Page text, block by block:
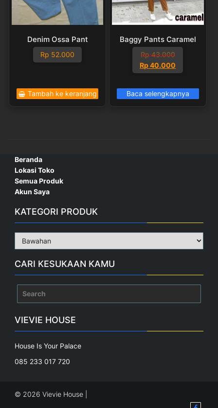
Denim Ossa Pant
Rp 52.000
Tambah ke keranjang
Baggy Pants Caramel
Rp43.000
Harga
aslinya
Rp 43.000.
Rp40.000
Harga
saat
adalah:
Rp 40.000.
Baca selengkapnya
Beranda
Lokasi Toko
Semua Produk
Akun Saya
KATEGORI PRODUK
CARI KESUKAAN KAMU
VIEVIE HOUSE
House Is Your Palace
085 233 017 720
© 2026 Vievie House |